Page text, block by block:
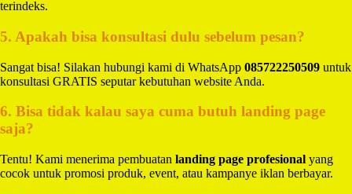
terindeks.
5. Apakah bisa konsultasi dulu sebelum pesan?
Sangat bisa! Silakan hubungi kami di WhatsApp 085722250509 untuk
konsultasi GRATIS seputar kebutuhan website Anda.
6. Bisa tidak kalau saya cuma butuh landing page
saja?
Tentu! Kami menerima pembuatan landing page profesional yang
cocok untuk promosi produk, event, atau kampanye iklan berbayar.